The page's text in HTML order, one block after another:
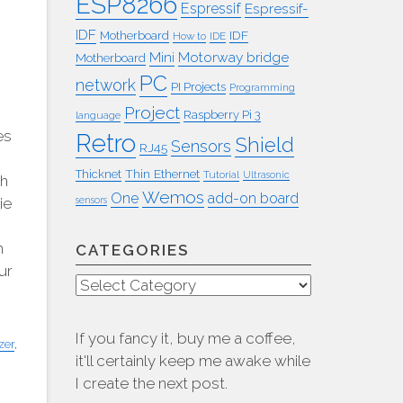
,
Espressif Espressif-
IDF Motherboard How to IDE IDF
Motherboard Mini Motorway bridge
network PC PI Projects Programming
language Project Raspberry Pi 3
Retro RJ45 Sensors Shield
Thicknet Thin Ethernet Tutorial Ultrasonic
sensors One Wemos add-on board
CATEGORIES
Categories
If you fancy it, buy me a coffee,
it'll certainly keep me awake while
I create the next post.